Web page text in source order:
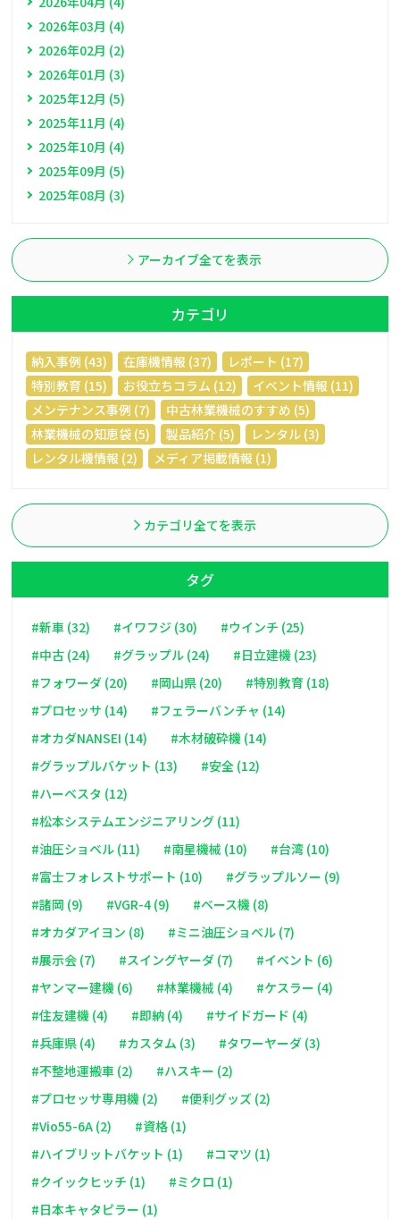
2026年03月 (4)
2026年02月 (2)
2026年01月 (3)
2025年12月 (5)
2025年11月 (4)
2025年10月 (4)
2025年09月 (5)
2025年08月 (3)
アーカイブ全てを表示
カテゴリ
納入事例 (43) 在庫機情報 (37)
レポート (17)
特別教育 (15)
お役立ちコラム (12)
イベント情報 (11)
メンテナンス事例 (7)
中古林業機械のすすめ (5)
林業機械の知恵袋 (5)
製品紹介 (5)
レンタル (3)
レンタル機情報 (2)
メディア掲載情報 (1)
カテゴリ全てを表示
タグ
#新車 (32) #イワフジ (30)
#ウインチ (25)
#中古 (24)
#グラップル (24)
#日立建機 (23)
#フォワーダ (20)
#岡山県 (20)
#特別教育 (18)
#プロセッサ (14)
#フェラーバンチャ (14)
#オカダNANSEI (14)
#木材破砕機 (14)
#グラップルバケット (13)
#安全 (12)
#ハーベスタ (12)
#松本システムエンジニアリング (11)
#油圧ショベル (11)
#南星機械 (10)
#台湾 (10)
#富士フォレストサポート (10)
#グラップルソー (9)
#諸岡 (9)
#VGR-4 (9)
#ベース機 (8)
#オカダアイヨン (8)
#ミニ油圧ショベル (7)
#展示会 (7)
#スイングヤーダ (7)
#イベント (6)
#ヤンマー建機 (6)
#林業機械 (4)
#ケスラー (4)
#住友建機 (4)
#即納 (4)
#サイドガード (4)
#兵庫県 (4)
#カスタム (3)
#タワーヤーダ (3)
#不整地運搬車 (2)
#ハスキー (2)
#プロセッサ専用機 (2)
#便利グッズ (2)
#Vio55-6A (2)
#資格 (1)
#ハイブリットバケット (1)
#コマツ (1)
#クイックヒッチ (1)
#ミクロ (1)
#日本キャタピラー (1)